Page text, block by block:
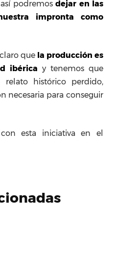
podremosdejar en las
impronta como
que la producción es
ibérica y tenemos que
histórico perdido,
necesaria para conseguir
esta iniciativa en el